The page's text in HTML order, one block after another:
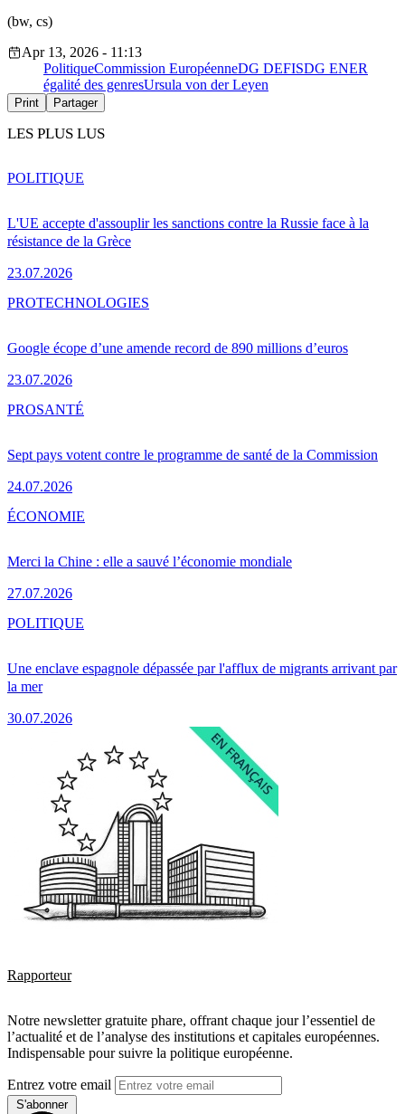
(bw, cs)
Apr 13, 2026 - 11:13
PolitiqueCommission EuropéenneDG DEFISDG ENER
égalité des genresUrsula von der Leyen
Print Partager
LES PLUS LUS
L'UE accepte d'assouplir les sanctions contre la Russie face à la
résistance de la Grèce
23.07.2026
POLITIQUE
Google écope d’une amende record de 890 millions d’euros
23.07.2026
PROTECHNOLOGIES
Sept pays votent contre le programme de santé de la Commission
24.07.2026
PROSANTÉ
Merci la Chine : elle a sauvé l’économie mondiale
27.07.2026
ÉCONOMIE
Une enclave espagnole dépassée par l'afflux de migrants arrivant par
la mer
30.07.2026
POLITIQUE
Rapporteur
Notre newsletter gratuite phare, offrant chaque jour l’essentiel de
l’actualité et de l’analyse des institutions et capitales européennes.
Indispensable pour suivre la politique européenne.
Entrez votre email
S'abonner